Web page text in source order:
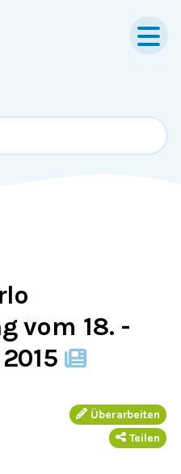
vom 18. -
Überarbeiten
Teilen